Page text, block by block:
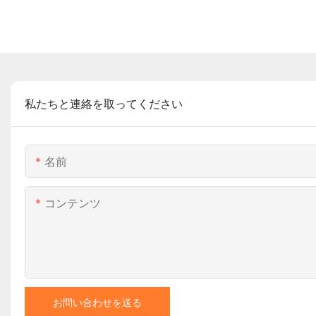
私たちと連絡を取ってください
名前
コンテンツ
お問い合わせを送る